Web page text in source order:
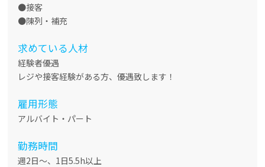
●接客
●陳列・補充
求めている人材
経験者優遇
レジや接客経験がある方、優遇致します！
雇用形態
アルバイト・パート
勤務時間
週2日〜、1日5.5h以上